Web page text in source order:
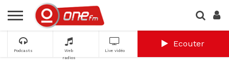
Podcasts
Web
radios
Live vidéo
Ecouter